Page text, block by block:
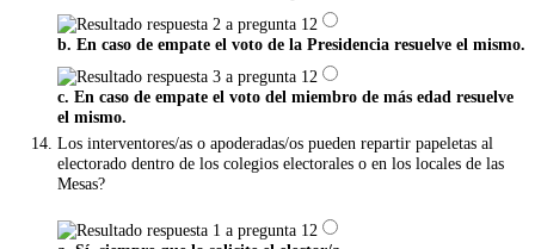
b. En caso de empate el voto de la Presidencia resuelve el mismo.
c. En caso de empate el voto del miembro de más edad resuelve
el mismo.
Los interventores/as o apoderadas/os pueden repartir papeletas al
electorado dentro de los colegios electorales o en los locales de las
Mesas?